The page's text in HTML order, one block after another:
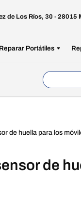
de Los Ríos, 30 - 28015
Reparar Portátiles
de huella para los
de